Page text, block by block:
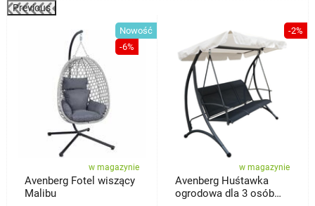
Previous
Nowość
-6%
w magazynie
Avenberg Fotel wiszący
Malibu
-2%
w magazynie
Avenberg Huśtawka
ogrodowa dla 3 osób